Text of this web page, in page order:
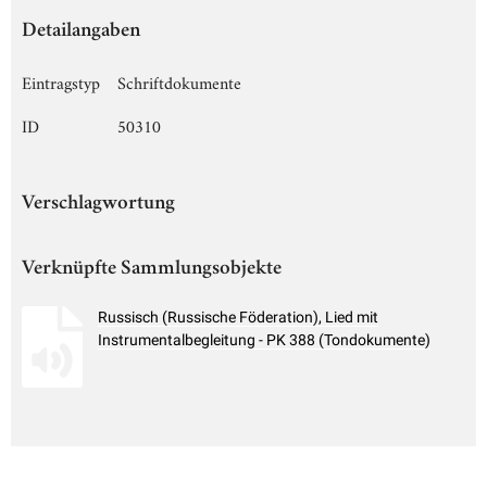
Detailangaben
Eintragstyp
Schriftdokumente
ID
50310
Verschlagwortung
Verknüpfte Sammlungsobjekte
Russisch (Russische Föderation), Lied mit
Instrumentalbegleitung - PK 388 (Tondokumente)